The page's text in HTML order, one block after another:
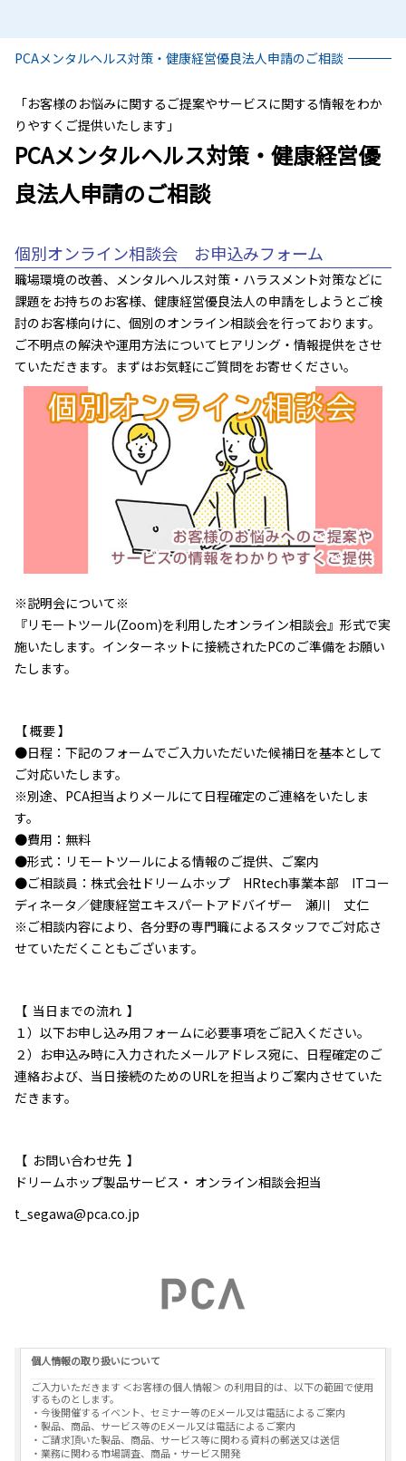
PCAメンタルヘルス対策・健康経営優良法人申請のご相談
「お客様のお悩みに関するご提案やサービスに関する情報をわか
りやすくご提供いたします」
PCAメンタルヘルス対策・健康経営優
良法人申請のご相談
個別オンライン相談会 お申込みフォーム
職場環境の改善、メンタルヘルス対策・ハラスメント対策などに
課題をお持ちのお客様、健康経営優良法人の申請をしようとご検
討のお客様向けに、個別のオンライン相談会を行っております。
ご不明点の解決や運用方法についてヒアリング・情報提供をさせ
ていただきます。まずはお気軽にご質問をお寄せください。
※説明会について※
『リモートツール(Zoom)を利用したオンライン相談会』形式で実
施いたします。インターネットに接続されたPCのご準備をお願い
たします。
【 概要 】
●日程：下記のフォームでご入力いただいた候補日を基本として
ご対応いたします。
※別途、PCA担当よりメールにて日程確定のご連絡をいたしま
す。
●費用：無料
●形式：リモートツールによる情報のご提供、ご案内
●ご相談員：株式会社ドリームホップ HRtech事業本部 ITコー
ディネータ／健康経営エキスパートアドバイザー 瀬川 丈仁
※ご相談内容により、各分野の専門職によるスタッフでご対応さ
せていただくこともございます。
【 当日までの流れ 】
１）以下お申し込み用フォームに必要事項をご記入ください。
２）お申込み時に入力されたメールアドレス宛に、日程確定のご
連絡および、当日接続のためのURLを担当よりご案内させていた
だきます。
【 お問い合わせ先 】
ドリームホップ製品サービス・ オンライン相談会担当
t_segawa@pca.co.jp
個人情報の取り扱いについて
ご入力いただきます ＜お客様の個人情報＞ の利用目的は、以下の範囲で使用
するものとします。
・今後開催するイベント、セミナー等のEメール又は電話によるご案内
・製品、商品、サービス等のEメール又は電話によるご案内
・ご請求頂いた製品、商品、サービス等に関わる資料の郵送又は送信
・業務に関わる市場調査、商品・サービス開発